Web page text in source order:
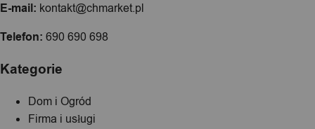
E-mail: kontakt@chmarket.pl
Telefon: 690 690 698
Kategorie
Dom i Ogród
Firma i usługi